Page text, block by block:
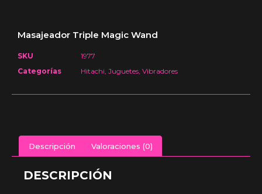
Masajeador Triple Magic Wand
SKU
1977
Categorías
Hitachi, Juguetes, Vibradores
Descripción Valoraciones (0)
DESCRIPCIÓN